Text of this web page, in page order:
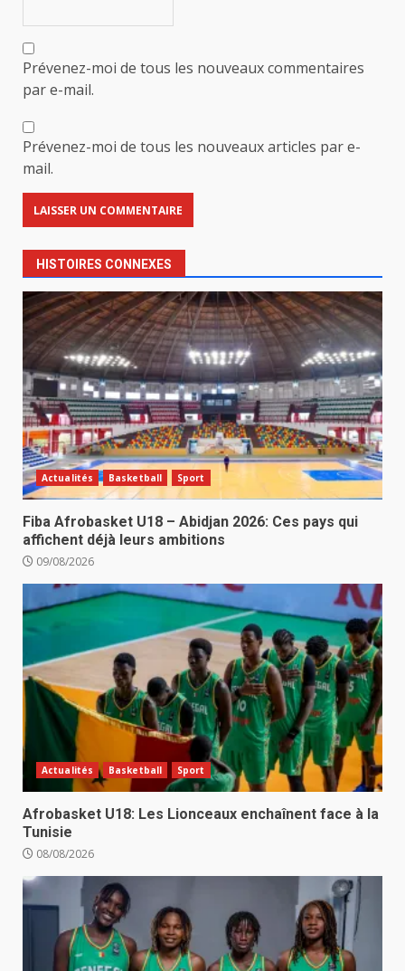
Prévenez-moi de tous les nouveaux commentaires
par e-mail.
Prévenez-moi de tous les nouveaux articles par e-
mail.
HISTOIRES CONNEXES
Actualités Basketball Sport
Fiba Afrobasket U18 – Abidjan 2026: Ces pays qui
affichent déjà leurs ambitions
09/08/2026
Actualités Basketball Sport
Afrobasket U18: Les Lionceaux enchaînent face à la
Tunisie
08/08/2026